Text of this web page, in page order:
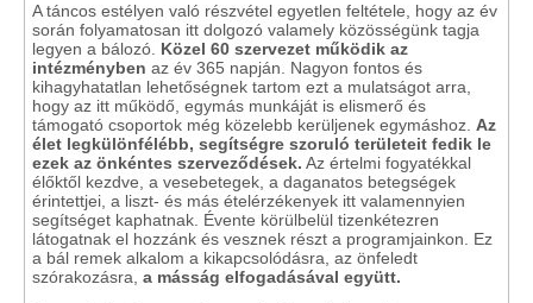
A táncos estélyen való részvétel egyetlen feltétele, hogy az év
során folyamatosan itt dolgozó valamely közösségünk tagja
legyen a bálozó. Közel 60 szervezet működik az
intézményben az év 365 napján. Nagyon fontos és
kihagyhatatlan lehetőségnek tartom ezt a mulatságot arra,
hogy az itt működő, egymás munkáját is elismerő és
támogató csoportok még közelebb kerüljenek egymáshoz. Az
élet legkülönfélébb, segítségre szoruló területeit fedik le
ezek az önkéntes szerveződések. Az értelmi fogyatékkal
élőktől kezdve, a vesebetegek, a daganatos betegségek
érintettjei, a liszt- és más ételérzékenyek itt valamennyien
segítséget kaphatnak. Évente körülbelül tizenkétezren
látogatnak el hozzánk és vesznek részt a programjainkon. Ez
a bál remek alkalom a kikapcsolódásra, az önfeledt
szórakozásra, a másság elfogadásával együtt.